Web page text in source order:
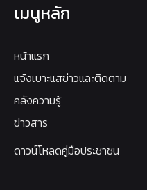
เมนูหลัก
หน้าแรก
แจ้งเบาะแสข่าวและติดตาม
คลังความรู้
ข่าวสาร
ดาวน์โหลดคู่มือประชาชน